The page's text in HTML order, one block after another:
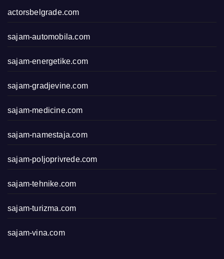
actorsbelgrade.com
sajam-automobila.com
sajam-energetike.com
sajam-gradjevine.com
sajam-medicine.com
sajam-namestaja.com
sajam-poljoprivrede.com
sajam-tehnike.com
sajam-turizma.com
sajam-vina.com